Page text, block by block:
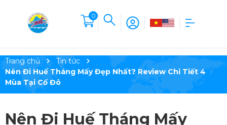
0
Trang chủ
Tin tức
Nên Đi Huế Tháng Mấy Đẹp Nhất? Review Chi Tiết 4
Mùa Tại Cố Đô
Nên Đi Huế Tháng Mấy